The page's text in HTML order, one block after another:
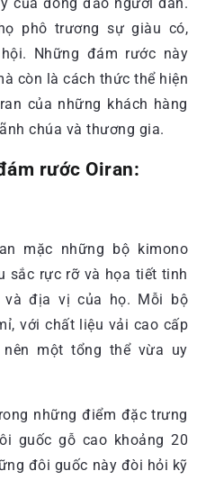
phô trương sự giàu có,
Những đám rước này
còn là cách thức thể hiện
của những khách hàng
chúa và thương gia.
rước Oiran:
mặc những bộ kimono
sắc rực rỡ và họa tiết tinh
và địa vị của họ. Mỗi bộ
với chất liệu vải cao cấp
một tổng thể vừa uy
những điểm đặc trưng
guốc gỗ cao khoảng 20
đôi guốc này đòi hỏi kỹ